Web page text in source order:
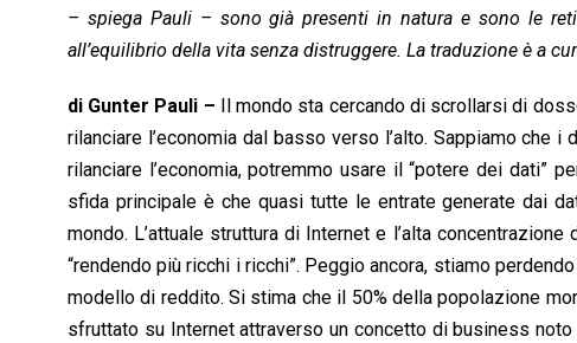
– spiega Pauli – sono già presenti in natura e sono le
all’equilibrio della vita senza distruggere. La traduzione è a
di Gunter Pauli – Il mondo sta cercando di scrollarsi di
rilanciare l’economia dal basso verso l’alto. Sappiamo
rilanciare l’economia, potremmo usare il “potere dei dati”
sfida principale è che quasi tutte le entrate generate dai
mondo. L’attuale struttura di Internet e l’alta
“rendendo più ricchi i ricchi”. Peggio ancora, stiamo
modello di reddito. Si stima che il 50% della popolazione
sfruttato su Internet attraverso un concetto di business noto